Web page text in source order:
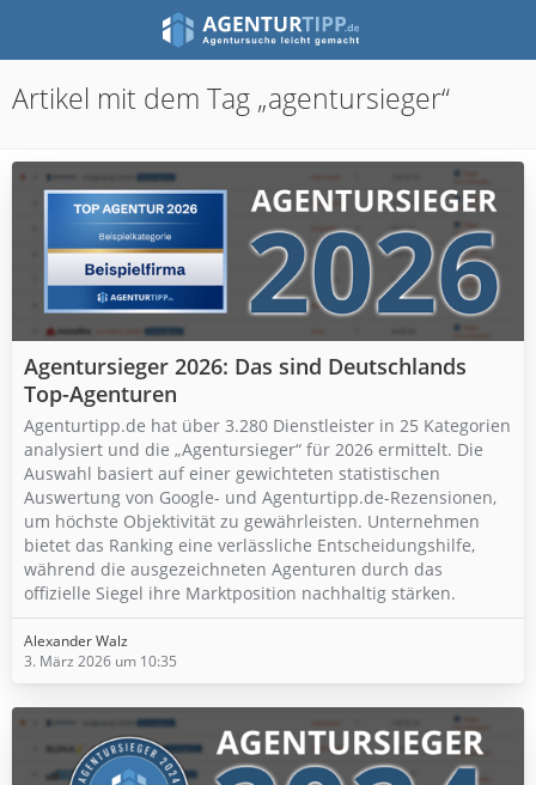
Artikel mit dem Tag „agentursieger“
Agentursieger 2026: Das sind Deutschlands
Top-Agenturen
Agenturtipp.de hat über 3.280 Dienstleister in 25 Kategorien
analysiert und die „Agentursieger“ für 2026 ermittelt. Die
Auswahl basiert auf einer gewichteten statistischen
Auswertung von Google- und Agenturtipp.de-Rezensionen,
um höchste Objektivität zu gewährleisten. Unternehmen
bietet das Ranking eine verlässliche Entscheidungshilfe,
während die ausgezeichneten Agenturen durch das
offizielle Siegel ihre Marktposition nachhaltig stärken.
Alexander Walz
3. März 2026 um 10:35